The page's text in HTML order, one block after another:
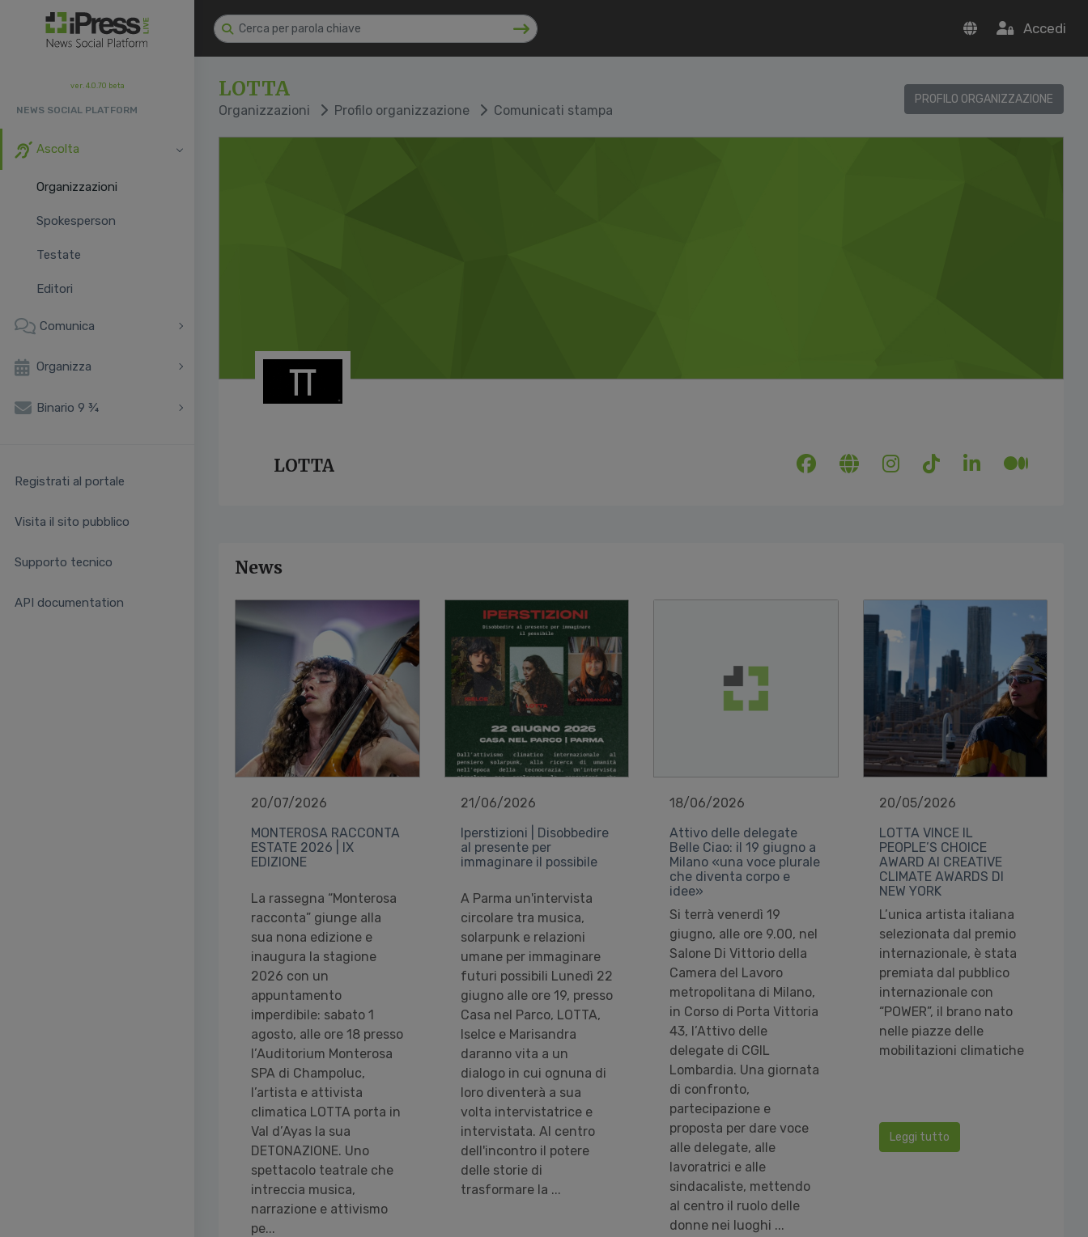
Accedi
ver. 4.0.70 beta
NEWS SOCIAL PLATFORM
Ascolta
Organizzazioni
Spokesperson
Testate
Editori
Comunica
Organizza
Binario 9 ¾
Registrati al portale
Visita il sito pubblico
Supporto tecnico
API documentation
LOTTA
Organizzazioni Profilo organizzazione Comunicati stampa
PROFILO ORGANIZZAZIONE
LOTTA
News
20/07/2026
MONTEROSA RACCONTA
ESTATE 2026 | IX
EDIZIONE
La rassegna “Monterosa
racconta” giunge alla
sua nona edizione e
inaugura la stagione
2026 con un
appuntamento
imperdibile: sabato 1
agosto, alle ore 18 presso
l’Auditorium Monterosa
SPA di Champoluc,
l’artista e attivista
climatica LOTTA porta in
Val d’Ayas la sua
DETONAZIONE. Uno
spettacolo teatrale che
intreccia musica,
narrazione e attivismo
pe...
21/06/2026
Iperstizioni | Disobbedire
al presente per
immaginare il possibile
A Parma un'intervista
circolare tra musica,
solarpunk e relazioni
umane per immaginare
futuri possibili Lunedì 22
giugno alle ore 19, presso
Casa nel Parco, LOTTA,
Iselce e Marisandra
daranno vita a un
dialogo in cui ognuna di
loro diventerà a sua
volta intervistatrice e
intervistata. Al centro
dell'incontro il potere
delle storie di
trasformare la ...
18/06/2026
Attivo delle delegate
Belle Ciao: il 19 giugno a
Milano «una voce plurale
che diventa corpo e
idee»
Si terrà venerdì 19
giugno, alle ore 9.00, nel
Salone Di Vittorio della
Camera del Lavoro
metropolitana di Milano,
in Corso di Porta Vittoria
43, l’Attivo delle
delegate di CGIL
Lombardia. Una giornata
di confronto,
partecipazione e
proposta per dare voce
alle delegate, alle
lavoratrici e alle
sindacaliste, mettendo
al centro il ruolo delle
donne nei luoghi ...
20/05/2026
LOTTA VINCE IL
PEOPLE’S CHOICE
AWARD AI CREATIVE
CLIMATE AWARDS DI
NEW YORK
L’unica artista italiana
selezionata dal premio
internazionale, è stata
premiata dal pubblico
internazionale con
“POWER”, il brano nato
nelle piazze delle
mobilitazioni climatiche
Leggi tutto